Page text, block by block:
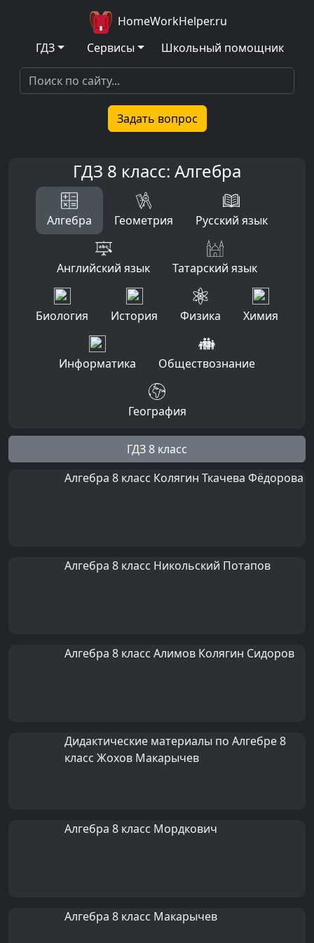
HomeWorkHelper.ru
ГДЗ
Сервисы Школьный помощник
Задать вопрос
ГДЗ 8 класс: Алгебра
Алгебра Геометрия Русский язык
Английский язык Татарский язык
Биология История Физика Химия
Информатика Обществознание
География
ГДЗ 8 класс
Алгебра 8 класс Колягин Ткачева Фёдорова
Алгебра 8 класс Никольский Потапов
Алгебра 8 класс Алимов Колягин Сидоров
Дидактические материалы по Алгебре 8
класс Жохов Макарычев
Алгебра 8 класс Мордкович
Алгебра 8 класс Макарычев